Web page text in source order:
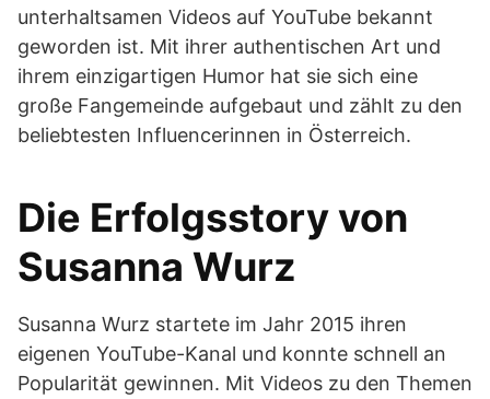
unterhaltsamen Videos auf YouTube bekannt
geworden ist. Mit ihrer authentischen Art und
ihrem einzigartigen Humor hat sie sich eine
große Fangemeinde aufgebaut und zählt zu den
beliebtesten Influencerinnen in Österreich.
Die Erfolgsstory von
Susanna Wurz
Susanna Wurz startete im Jahr 2015 ihren
eigenen YouTube-Kanal und konnte schnell an
Popularität gewinnen. Mit Videos zu den Themen